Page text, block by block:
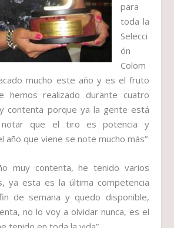
para
toda la
Selecci
ón
Colom
mucho este año y es el fruto
hemos realizado durante cuatro
contenta porque ya la gente está
notar que el tiro es potencia y
año que viene se note mucho más”
muy contenta, he tenido varios
ya esta es la última competencia
de semana y quedo disponible,
no lo voy a olvidar nunca, es el